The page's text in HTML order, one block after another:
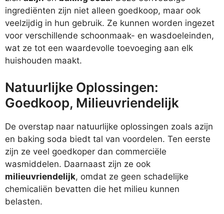
ingrediënten zijn niet alleen goedkoop, maar ook
veelzijdig in hun gebruik. Ze kunnen worden ingezet
voor verschillende schoonmaak- en wasdoeleinden,
wat ze tot een waardevolle toevoeging aan elk
huishouden maakt.
Natuurlijke Oplossingen:
Goedkoop, Milieuvriendelijk
De overstap naar natuurlijke oplossingen zoals azijn
en baking soda biedt tal van voordelen. Ten eerste
zijn ze veel goedkoper dan commerciële
wasmiddelen. Daarnaast zijn ze ook
milieuvriendelijk, omdat ze geen schadelijke
chemicaliën bevatten die het milieu kunnen
belasten.